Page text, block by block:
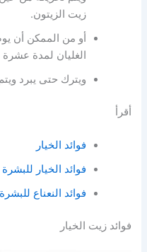
زيت الزيتون.
أو من الممكن أن
الغليان لمدة عشرة
ويترك حتى يبرد
أقرأ
فوائد الخيار
فوائد الخيار للبشرة
فوائد النعناع للبشرة
فوائد زيت الخيار